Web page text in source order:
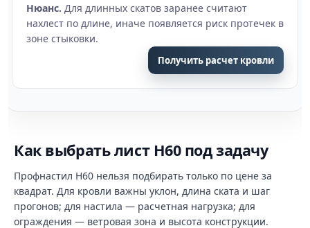
Нюанс. Для длинных скатов заранее считают
нахлест по длине, иначе появляется риск протечек в
зоне стыковки.
Получить расчет кровли
Как выбрать лист Н60 под задачу
Профнастил Н60 нельзя подбирать только по цене за
квадрат. Для кровли важны уклон, длина ската и шаг
прогонов; для настила — расчетная нагрузка; для
ограждения — ветровая зона и высота конструкции.